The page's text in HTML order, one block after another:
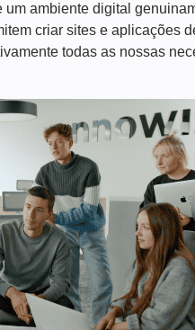
ambiente digital
criar sites e aplicações
todas as nossas